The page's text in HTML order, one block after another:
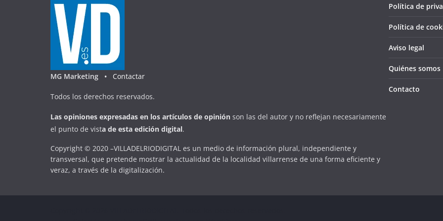
MG Marketing • Contactar
Todos los derechos reservados.
Las opiniones expresadas en los artículos de opinión son las del autor y no reflejan necesariamente
el punto de vista de esta edición digital.
Copyright © 2020 –VILLADELRIODIGITAL es un medio de información plural, independiente y
transversal, que pretende mostrar la actualidad de la localidad villarrense de una forma eficiente y
veraz, a través de la digitalización.
Política de
Política de
Aviso legal
Quiénes somos
Contacto